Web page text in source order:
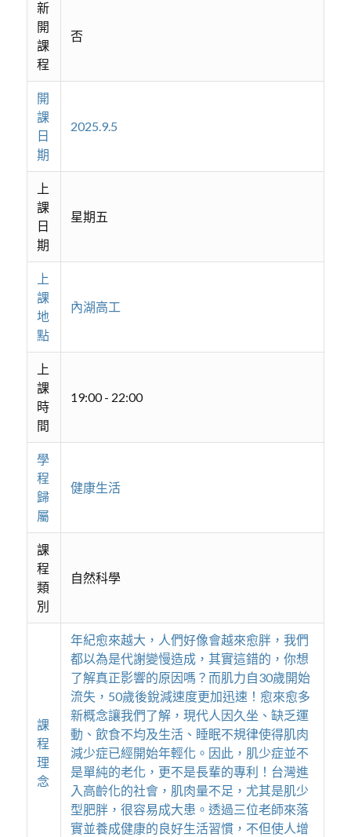
新
開
課
程
否
開
課
日
期
2025.9.5
上
課
日
期
星期五
上
課
地
點
內湖高工
上
課
時
間
19:00 - 22:00
學
程
歸
屬
健康生活
課
程
類
別
自然科學
課
程
理
念
年紀愈來越大，人們好像會越來愈胖，我們
都以為是代謝變慢造成，其實這錯的，你想
了解真正影響的原因嗎？而肌力自30歲開始
流失，50歲後銳減速度更加迅速！愈來愈多
新概念讓我們了解，現代人因久坐、缺乏運
動、飲食不均及生活、睡眠不規律使得肌肉
減少症已經開始年輕化。因此，肌少症並不
是單純的老化，更不是長輩的專利！台灣進
入高齡化的社會，肌肉量不足，尤其是肌少
型肥胖，很容易成大患。透過三位老師來落
實並養成健康的良好生活習慣，不但使人增